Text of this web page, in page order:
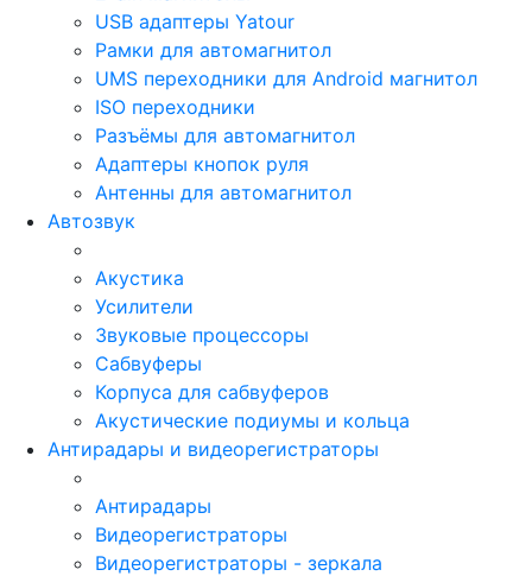
USB адаптеры Yatour
Рамки для автомагнитол
UMS переходники для Android магнитол
ISO переходники
Разъёмы для автомагнитол
Адаптеры кнопок руля
Антенны для автомагнитол
Автозвук
Акустика
Усилители
Звуковые процессоры
Сабвуферы
Корпуса для сабвуферов
Акустические подиумы и кольца
Антирадары и видеорегистраторы
Антирадары
Видеорегистраторы
Видеорегистраторы - зеркала